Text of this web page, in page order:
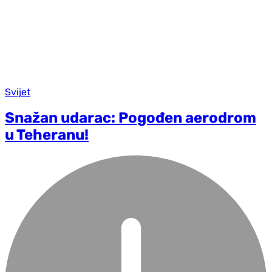
Svijet
Snažan udarac: Pogođen aerodrom
u Teheranu!